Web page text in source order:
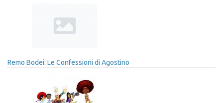
Remo Bodei: Le Confessioni di Agostino